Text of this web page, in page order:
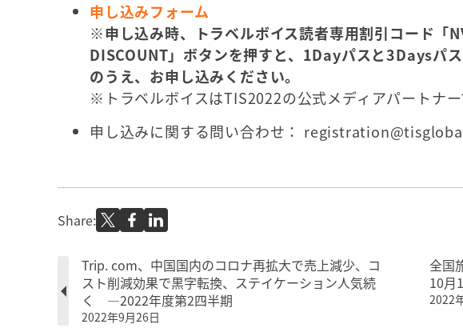
申し込みフォーム
※申し込み時、トラベルボイス読者専用割引コード「
DISCOUNT」ボタンを押すと、1Dayパスと3Daysパ
のうえ、お申し込みください。
※トラベルボイスはTIS2022の公式メディアパートナー
申し込みに関する問い合わせ：
Share:
Trip. com、中国国内のコロナ再拡大で売上減少、コ
スト削減効果で黒字転換、ステイケーション人気続
く —2022年度第2四半期
2022年9月26日
全国
10月
2022